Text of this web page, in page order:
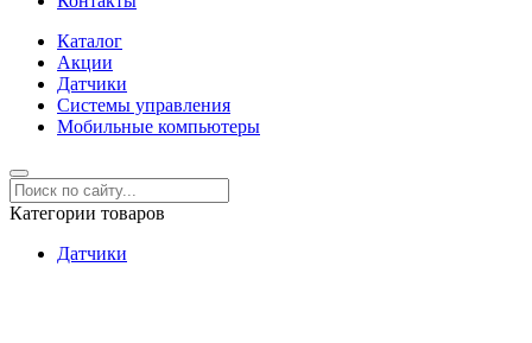
Каталог
Акции
Датчики
Системы управления
Мобильные компьютеры
Категории товаров
Датчики